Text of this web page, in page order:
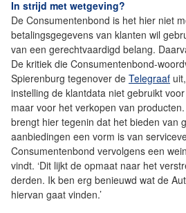
In strijd met wetgeving?
De Consumentenbond is het hier niet
betalingsgegevens van klanten wil
van een gerechtvaardigd belang.
De kritiek die Consumentenbond-
Spierenburg tegenover de Telegraaf
instelling de klantdata niet gebruikt
maar voor het verkopen van producten.
brengt hier tegenin dat het bieden van
aanbiedingen een vorm is van
Consumentenbond vervolgens een
vindt. ‘Dit lijkt de opmaat naar het
derden. Ik ben erg benieuwd wat de
hiervan gaat vinden.’